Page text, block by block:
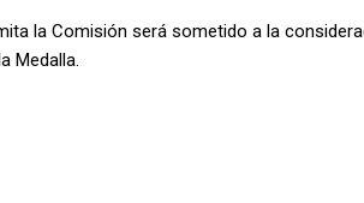
la Comisión será sometido a la
Medalla.